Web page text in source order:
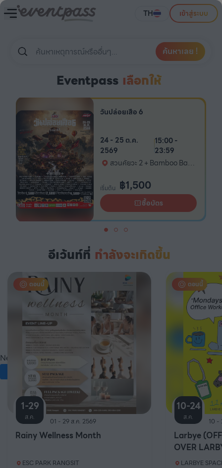
TH เข้าสู่ระบบ
ค้นหาเลย !
Eventpass เลือกให้
วันปล่อยเสือ 6
24 - 25 ต.ค.
2569
15:00 -
23:59
สวนคัยวะ 2 + Bamboo Base
เริ่มต้น ฿1,500
ซื้อบัตร
อีเว้นท์ที่ กำลังจะเกิดขึ้น
ตอนนี้
1-29
ส.ค. 01 - 29 ส.ค. 2569
Rainy Wellness Month
ESC PARK RANGSIT
ตอนนี้
10-24
ส.ค. 10 -
Larbye
OVER
LARBYE
Network Error